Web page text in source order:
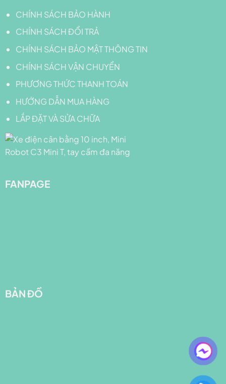
CHÍNH SÁCH BẢO HÀNH
CHÍNH SÁCH ĐỔI TRẢ
CHÍNH SÁCH BẢO MẬT THÔNG TIN
CHÍNH SÁCH VẬN CHUYỂN
PHƯƠNG THỨC THANH TOÁN
HƯỚNG DẪN MUA HÀNG
LẮP ĐẶT VÀ SỬA CHỮA
FANPAGE
BẢN ĐỒ